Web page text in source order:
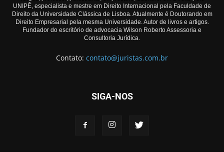
UNIPÊ, especialista e mestre em Direito Internacional pela Faculdade de
Direito da Universidade Clássica de Lisboa. Atualmente é Doutorando em
Direito Empresarial pela mesma Universidade. Autor de livros e artigos.
Fundador do escritório de advocacia Wilson Roberto Assessoria e
Consultoria Jurídica.
Contato: contato@juristas.com.br
SIGA-NOS